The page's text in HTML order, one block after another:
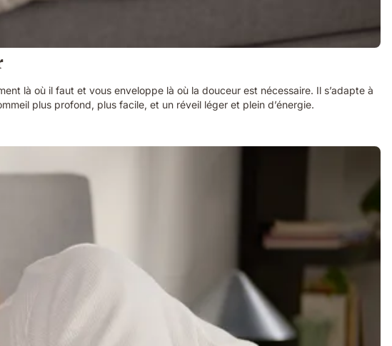
là où il faut et vous enveloppe là où la douceur est nécessaire. Il s’adapte à
plus profond, plus facile, et un réveil léger et plein d’énergie.